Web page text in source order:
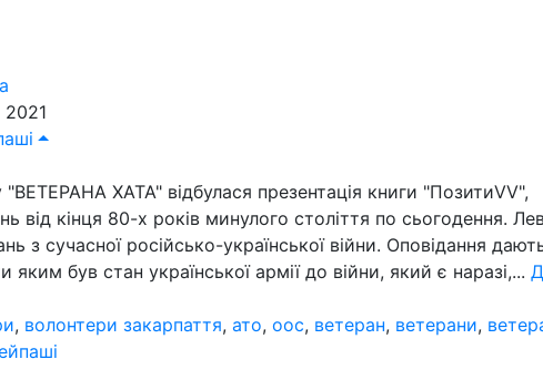
"ВЕТЕРАНА ХАТА" відбулася презентація книги "ПозитиVV",
від кінця 80-х років минулого століття по сьогодення.
з сучасної російсько-української війни. Оповідання
яким був стан української армії до війни, який є наразі,...
, волонтери закарпаття, ато, оос, ветеран, ветерани,